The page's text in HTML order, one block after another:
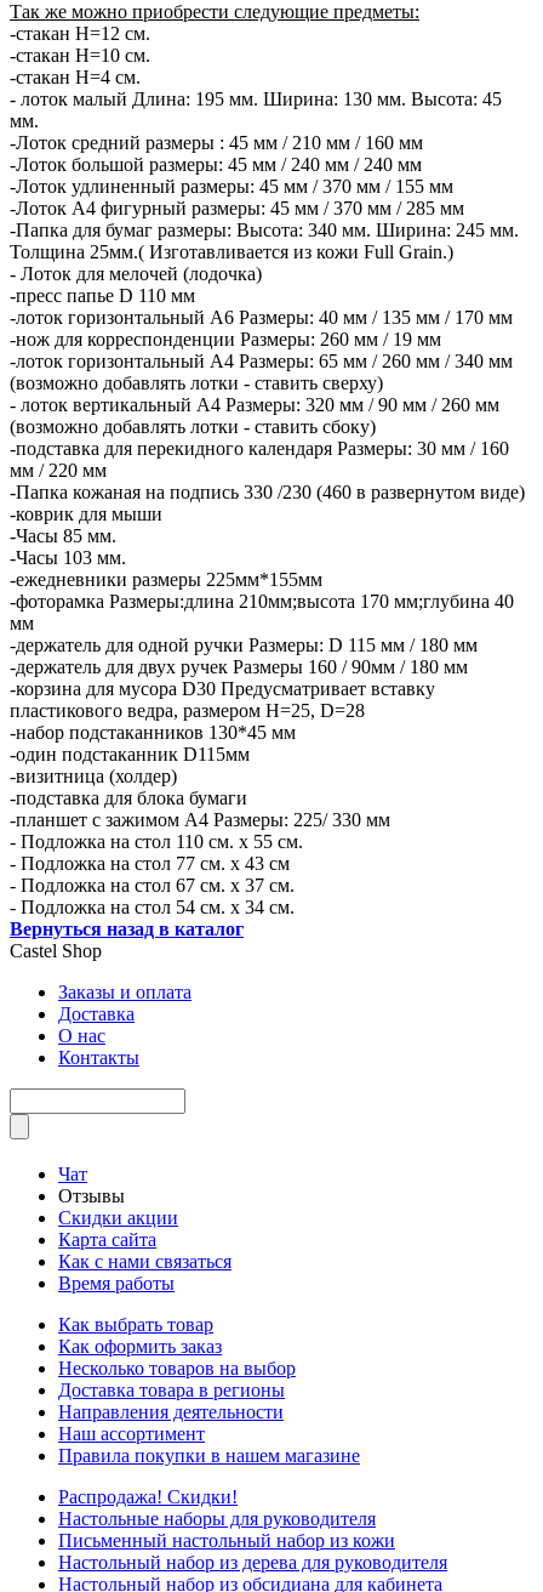
Так же можно приобрести следующие предметы:
-стакан H=12 см.
-стакан H=10 см.
-стакан H=4 см.
- лоток малый Длина: 195 мм. Ширина: 130 мм. Высота: 45
мм.
-Лоток средний размеры : 45 мм / 210 мм / 160 мм
-Лоток большой размеры: 45 мм / 240 мм / 240 мм
-Лоток удлиненный размеры: 45 мм / 370 мм / 155 мм
-Лоток А4 фигурный размеры: 45 мм / 370 мм / 285 мм
-Папка для бумаг размеры: Высота: 340 мм. Ширина: 245 мм.
Толщина 25мм.( Изготавливается из кожи Full Grain.)
- Лоток для мелочей (лодочка)
-пресс папье D 110 мм
-лоток горизонтальный А6 Размеры: 40 мм / 135 мм / 170 мм
-нож для корреспонденции Размеры: 260 мм / 19 мм
-лоток горизонтальный А4 Размеры: 65 мм / 260 мм / 340 мм
(возможно добавлять лотки - ставить сверху)
- лоток вертикальный А4 Размеры: 320 мм / 90 мм / 260 мм
(возможно добавлять лотки - ставить сбоку)
-подставка для перекидного календаря Размеры: 30 мм / 160
мм / 220 мм
-Папка кожаная на подпись 330 /230 (460 в развернутом виде)
-коврик для мыши
-Часы 85 мм.
-Часы 103 мм.
-ежедневники размеры 225мм*155мм
-фоторамка Размеры:длина 210мм;высота 170 мм;глубина 40
мм
-держатель для одной ручки Размеры: D 115 мм / 180 мм
-держатель для двух ручек Размеры 160 / 90мм / 180 мм
-корзина для мусора D30 Предусматривает вставку
пластикового ведра, размером H=25, D=28
-набор подстаканников 130*45 мм
-один подстаканник D115мм
-визитница (холдер)
-подставка для блока бумаги
-планшет с зажимом А4 Размеры: 225/ 330 мм
- Подложка на стол 110 см. х 55 см.
- Подложка на стол 77 см. х 43 см
- Подложка на стол 67 см. х 37 см.
- Подложка на стол 54 см. х 34 см.
Вернуться назад в каталог
Castel Shop
Заказы и оплата
Доставка
О нас
Контакты
Чат
Отзывы
Скидки акции
Карта сайта
Как с нами связаться
Время работы
Как выбрать товар
Как оформить заказ
Несколько товаров на выбор
Доставка товара в регионы
Направления деятельности
Наш ассортимент
Правила покупки в нашем магазине
Распродажа! Скидки!
Настольные наборы для руководителя
Письменный настольный набор из кожи
Настольный набор из дерева для руководителя
Настольный набор из обсидиана для кабинета